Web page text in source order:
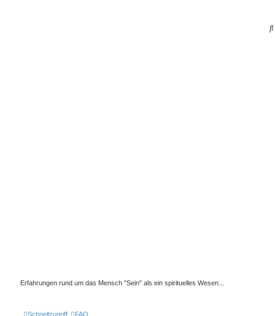
Erfahrungen rund um das Mensch "Sein" als ein spirituelles Wesen...
Schnellzugriff FAQ